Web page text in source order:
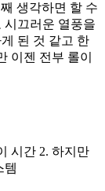
생각하면 할 수
시끄러운 열풍을
된 것 같고 한
이젠 전부 롤이
시간 2. 하지만
템